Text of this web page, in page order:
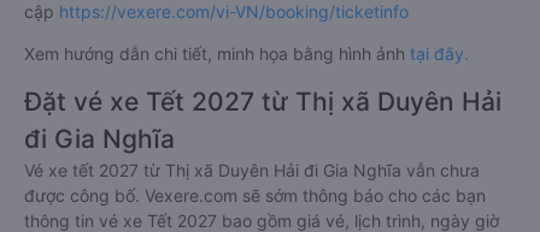
cập https://vexere.com/vi-VN/booking/ticketinfo
Xem hướng dẫn chi tiết, minh họa bằng hình ảnh tại đây.
Đặt vé xe Tết 2027 từ Thị xã Duyên Hải
đi Gia Nghĩa
Vé xe tết 2027 từ Thị xã Duyên Hải đi Gia Nghĩa vẫn chưa
được công bố. Vexere.com sẽ sớm thông báo cho các bạn
thông tin vé xe Tết 2027 bao gồm giá vé, lịch trình, ngày giờ